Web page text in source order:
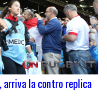
arriva la contro replica